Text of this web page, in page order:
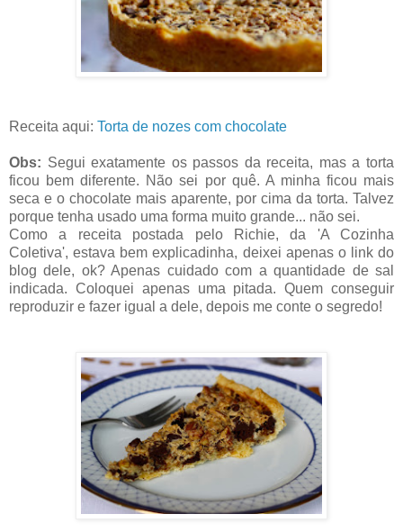
Receita aqui: Torta de nozes com chocolate
Obs: Segui exatamente os passos da receita, mas a torta
ficou bem diferente. Não sei por quê. A minha ficou mais
seca e o chocolate mais aparente, por cima da torta. Talvez
porque tenha usado uma forma muito grande... não sei.
Como a receita postada pelo Richie, da 'A Cozinha
Coletiva', estava bem explicadinha, deixei apenas o link do
blog dele, ok? Apenas cuidado com a quantidade de sal
indicada. Coloquei apenas uma pitada. Quem conseguir
reproduzir e fazer igual a dele, depois me conte o segredo!